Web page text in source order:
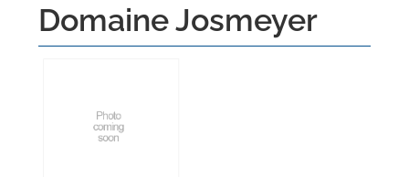
Domaine Josmeyer